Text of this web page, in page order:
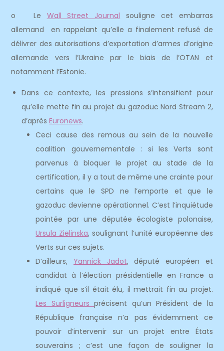
o Le Wall Street Journal souligne cet embarras
allemand en rappelant qu’elle a finalement refusé de
délivrer des autorisations d’exportation d’armes d’origine
allemande vers l’Ukraine par le biais de l’OTAN et
notamment l’Estonie.
Dans ce contexte, les pressions s’intensifient pour
qu’elle mette fin au projet du gazoduc Nord Stream 2,
d’aprèsEuronews.
Ceci cause des remous au sein de la nouvelle
coalition gouvernementale : si les Verts sont
parvenus à bloquer le projet au stade de la
certification, il y a tout de même une crainte pour
certains que le SPD ne l’emporte et que le
gazoduc devienne opérationnel. C’est l’inquiétude
pointée par une députée écologiste polonaise,
Ursula Zielinska, soulignant l’unité européenne des
Verts sur ces sujets.
D’ailleurs, Yannick Jadot, député européen et
candidat à l’élection présidentielle en France a
indiqué que s’il était élu, il mettrait fin au projet.
Les Surligneursprécisent qu’un Président de la
République française n’a pas évidemment ce
pouvoir d’intervenir sur un projet entre États
souverains ; c’est une façon de souligner la